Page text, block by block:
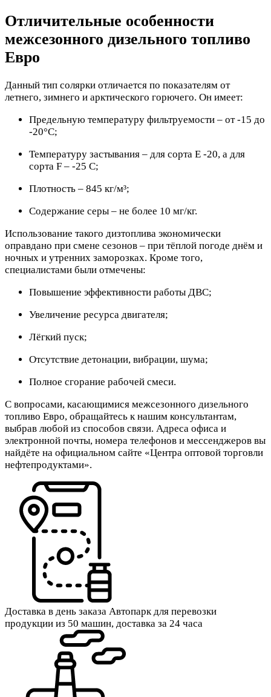
Отличительные особенности
межсезонного дизельного топливо
Евро
Данный тип солярки отличается по показателям от
летнего, зимнего и арктического горючего. Он имеет:
Предельную температуру фильтруемости – от -15 до
-20°С;
Температуру застывания – для сорта Е -20, а для
сорта F – -25 С;
Плотность – 845 кг/м³;
Содержание серы – не более 10 мг/кг.
Использование такого дизтоплива экономически
оправдано при смене сезонов – при тёплой погоде днём и
ночных и утренних заморозках. Кроме того,
специалистами были отмечены:
Повышение эффективности работы ДВС;
Увеличение ресурса двигателя;
Лёгкий пуск;
Отсутствие детонации, вибрации, шума;
Полное сгорание рабочей смеси.
С вопросами, касающимися межсезонного дизельного
топливо Евро, обращайтесь к нашим консультантам,
выбрав любой из способов связи. Адреса офиса и
электронной почты, номера телефонов и мессенджеров вы
найдёте на официальном сайте «Центра оптовой торговли
нефтепродуктами».
Доставка в день заказа Автопарк для перевозки
продукции из 50 машин, доставка за 24 часа